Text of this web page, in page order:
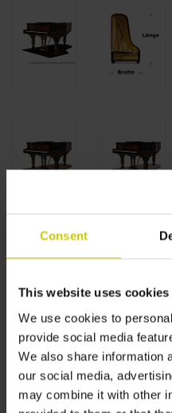
Consent
This website uses cookies
We use cookies to
provide social media
We also share information
our social media,
may combine it with other
Kategorie:*